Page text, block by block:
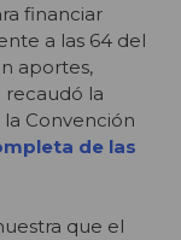
financiar
a las 64 del
aportes,
recaudó la
Convención
de las
que el